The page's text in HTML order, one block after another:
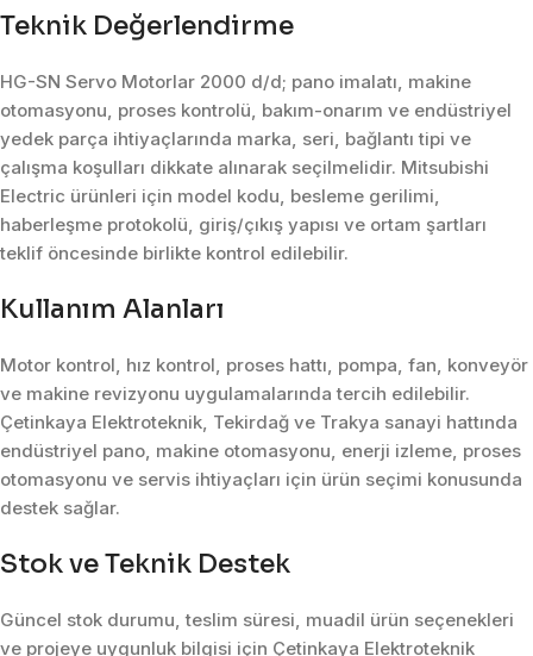
Teknik Değerlendirme
HG-SN Servo Motorlar 2000 d/d; pano imalatı, makine
otomasyonu, proses kontrolü, bakım-onarım ve endüstriyel
yedek parça ihtiyaçlarında marka, seri, bağlantı tipi ve
çalışma koşulları dikkate alınarak seçilmelidir. Mitsubishi
Electric ürünleri için model kodu, besleme gerilimi,
haberleşme protokolü, giriş/çıkış yapısı ve ortam şartları
teklif öncesinde birlikte kontrol edilebilir.
Kullanım Alanları
Motor kontrol, hız kontrol, proses hattı, pompa, fan, konveyör
ve makine revizyonu uygulamalarında tercih edilebilir.
Çetinkaya Elektroteknik, Tekirdağ ve Trakya sanayi hattında
endüstriyel pano, makine otomasyonu, enerji izleme, proses
otomasyonu ve servis ihtiyaçları için ürün seçimi konusunda
destek sağlar.
Stok ve Teknik Destek
Güncel stok durumu, teslim süresi, muadil ürün seçenekleri
ve projeye uygunluk bilgisi için Çetinkaya Elektroteknik